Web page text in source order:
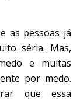
as pessoas já
séria. Mas,
e muitas
por medo.
que essa